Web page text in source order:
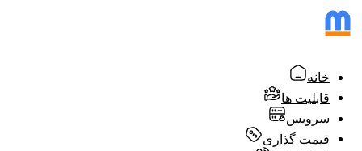
خانه
قابلیت ها
سرویس
قیمت گذاری